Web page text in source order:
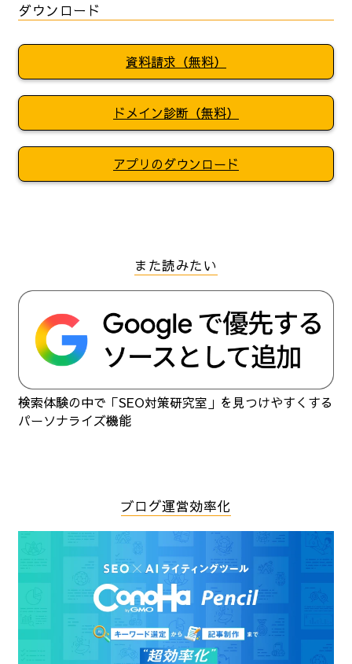
ダウンロード
資料請求（無料）
ドメイン診断（無料）
アプリのダウンロード
また読みたい
検索体験の中で「SEO対策研究室」を見つけやすくする
パーソナライズ機能
ブログ運営効率化